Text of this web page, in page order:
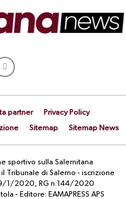
partner
Privacy Policy
Sitemap Sitemap News
sportivo sulla Salernitana
Tribunale di Salerno - iscrizione
1/2020, RG n.144/2020
- Editore: EAMAPRESS APS